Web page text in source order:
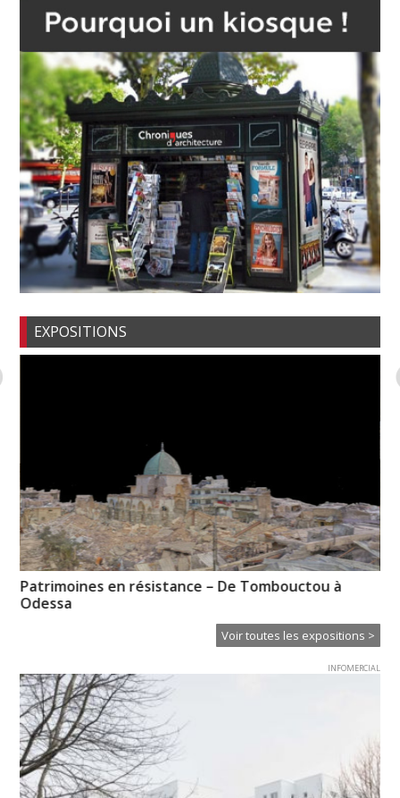
EXPOSITIONS
Patrimoines en résistance – De Tombouctou à
Odessa
Voir toutes les expositions >
INFOMERCIAL